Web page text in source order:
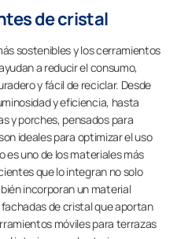
de cristal
sostenibles y los cerramientos
a reducir el consumo,
y fácil de reciclar. Desde
y eficiencia, hasta
y porches, pensados para
ideales para optimizar el uso
es uno de los materiales más
que lo integran no solo
incorporan un material
de cristal que aportan
móviles para terrazas